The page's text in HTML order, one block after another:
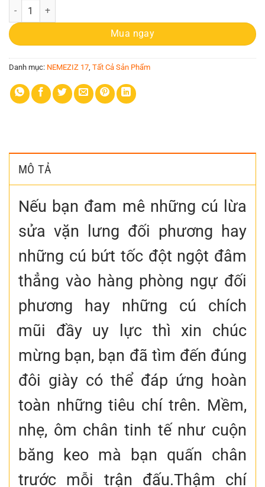
Adidas Nemeziz Tango 17.3 TF trắng số lượng
Mua ngay
Danh mục: NEMEZIZ 17, Tất Cả Sản Phẩm
MÔ TẢ
Nếu bạn đam mê những cú lừa
sửa vặn lưng đối phương hay
những cú bứt tốc đột ngột đâm
thẳng vào hàng phòng ngự đối
phương hay những cú chích
mũi đầy uy lực thì xin chúc
mừng bạn, bạn đã tìm đến đúng
đôi giày có thể đáp ứng hoàn
toàn những tiêu chí trên. Mềm,
nhẹ, ôm chân tinh tế như cuộn
băng keo mà bạn quấn chân
trước mỗi trận đấu.Thậm chí